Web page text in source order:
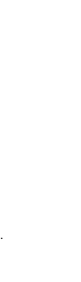
.